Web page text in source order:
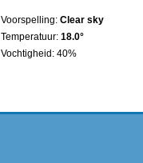
Voorspelling: Clear sky
Temperatuur: 18.0°
Vochtigheid: 40%